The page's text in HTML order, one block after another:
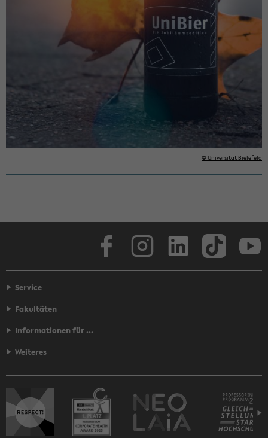
© Uni­ver­si­tät Bie­le­feld
Face­book
Service
Fakultäten
Informationen für ...
Weiteres